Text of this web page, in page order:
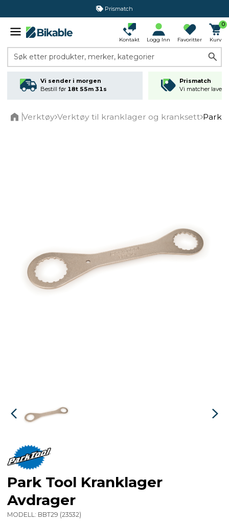
Prismatch
Kontakt Logg Inn Favoritter
0
Kurv
Søk etter produkter, merker, kategorier
Vi sender i morgen
Bestill før 18t 55m 31s
Prismatch
Vi matcher
Verktøy Verktøy til kranklager og kranksett Park
Park Tool Kranklager
Avdrager
MODELL: BBT29 (23532)